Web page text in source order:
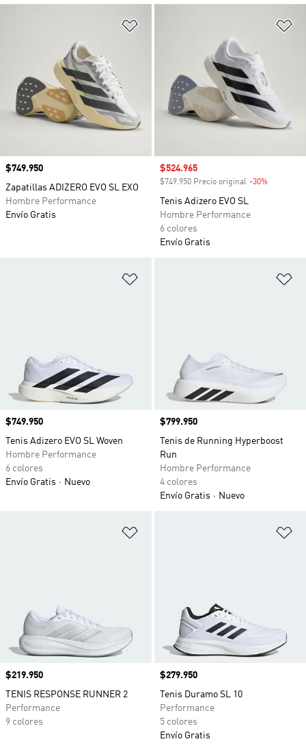
Precio
$749.950
Zapatillas ADIZERO EVO SL EXO
Hombre Performance
Envío Gratis
Precio de venta
$524.965
$749.950 Precio original -30%
Tenis Adizero EVO SL
Hombre Performance
6 colores
Envío Gratis
Precio
$749.950
Tenis Adizero EVO SL Woven
Hombre Performance
6 colores
Envío Gratis
Nuevo
Precio
$799.950
Tenis de Running Hyperboost
Run
Hombre Performance
4 colores
Envío Gratis
Nuevo
Precio
$219.950
TENIS RESPONSE RUNNER 2
Performance
9 colores
Precio
$279.950
Tenis Duramo SL 10
Performance
5 colores
Envío Gratis